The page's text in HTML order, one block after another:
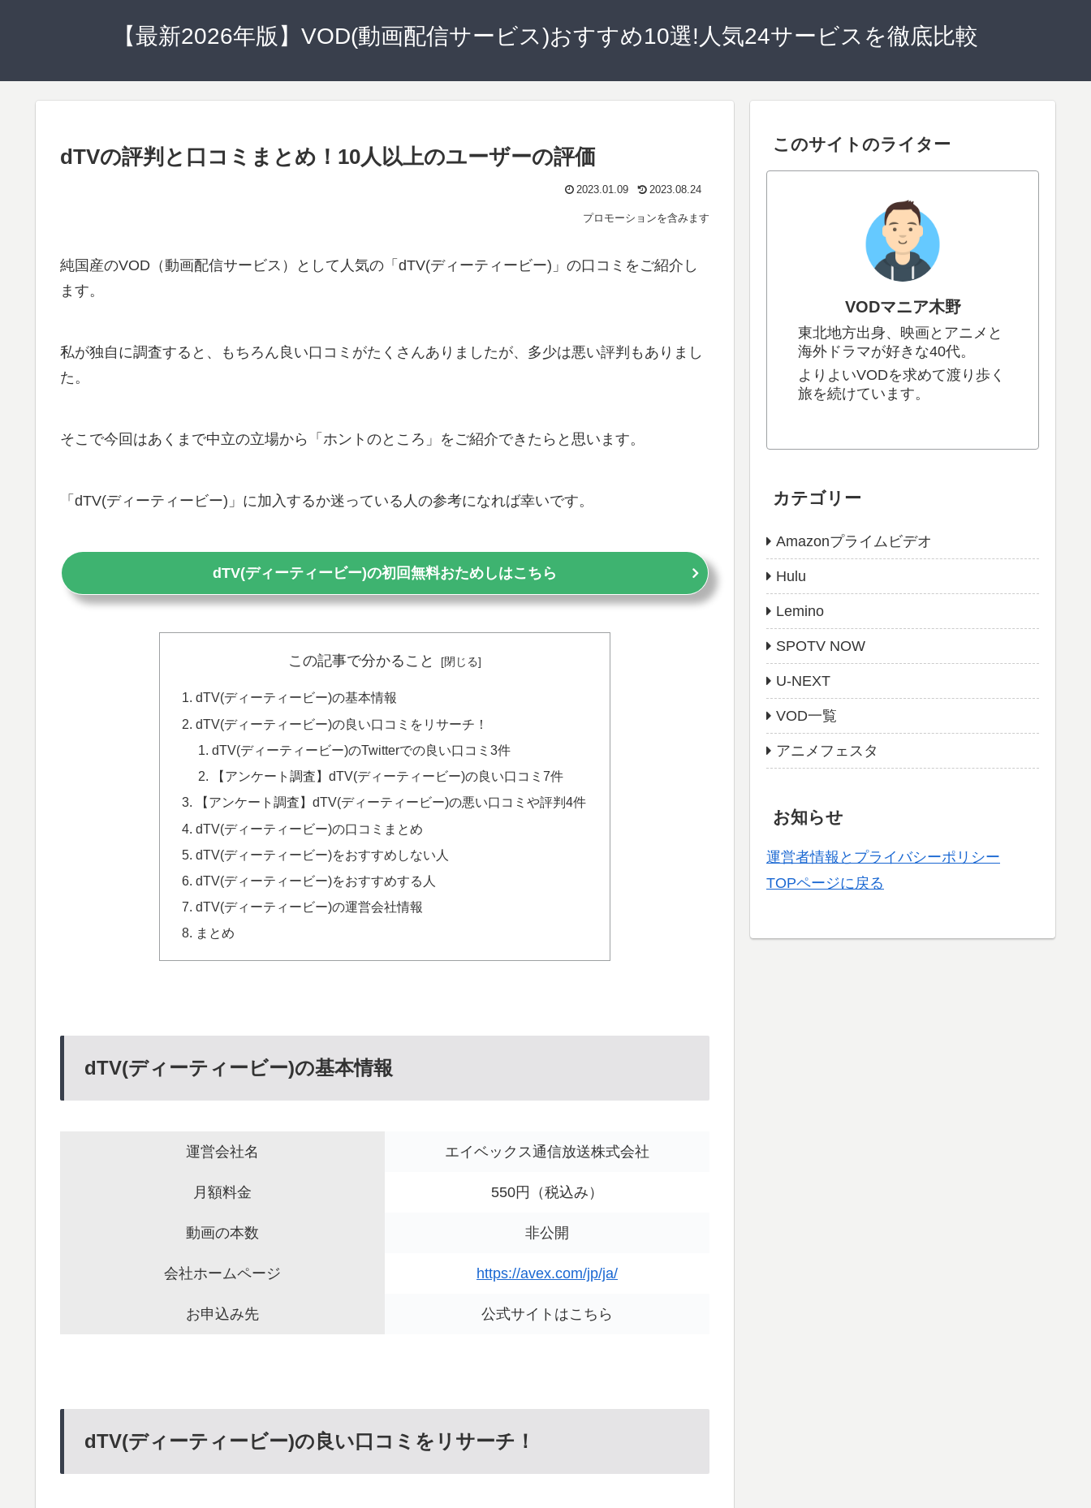
【最新2026年版】VOD(動画配信サービス)おすすめ10選!人気24サービスを徹底比較
dTVの評判と口コミまとめ！10人以上のユーザーの評価
2023.01.09 2023.08.24
プロモーションを含みます
純国産のVOD（動画配信サービス）として人気の「dTV(ディーティービー)」の口コミをご紹介し
ます。
私が独自に調査すると、もちろん良い口コミがたくさんありましたが、多少は悪い評判もありまし
た。
そこで今回はあくまで中立の立場から「ホントのところ」をご紹介できたらと思います。
「dTV(ディーティービー)」に加入するか迷っている人の参考になれば幸いです。
dTV(ディーティービー)の初回無料おためしはこちら
この記事で分かること
dTV(ディーティービー)の基本情報
dTV(ディーティービー)の良い口コミをリサーチ！
dTV(ディーティービー)のTwitterでの良い口コミ3件
【アンケート調査】dTV(ディーティービー)の良い口コミ7件
【アンケート調査】dTV(ディーティービー)の悪い口コミや評判4件
dTV(ディーティービー)の口コミまとめ
dTV(ディーティービー)をおすすめしない人
dTV(ディーティービー)をおすすめする人
dTV(ディーティービー)の運営会社情報
まとめ
dTV(ディーティービー)の基本情報
運営会社名 エイベックス通信放送株式会社
月額料金 550円（税込み）
動画の本数 非公開
会社ホームページ https://avex.com/jp/ja/
お申込み先 公式サイトはこちら
dTV(ディーティービー)の良い口コミをリサーチ！
このサイトのライター
VODマニア木野
東北地方出身、映画とアニメと
海外ドラマが好きな40代。
よりよいVODを求めて渡り歩く
旅を続けています。
カテゴリー
Amazonプライムビデオ
Hulu
Lemino
SPOTV NOW
U-NEXT
VOD一覧
アニメフェスタ
お知らせ
運営者情報とプライバシーポリシー
TOPページに戻る